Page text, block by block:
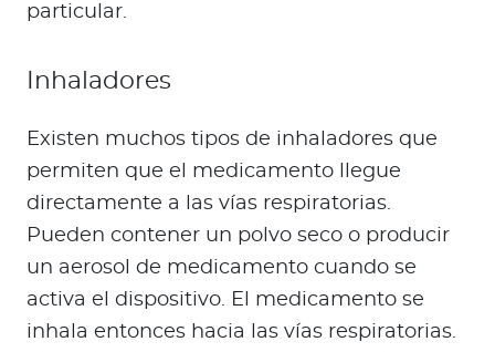
particular.
Inhaladores
Existen muchos tipos de inhaladores que
permiten que el medicamento llegue
directamente a las vías respiratorias.
Pueden contener un polvo seco o producir
un aerosol de medicamento cuando se
activa el dispositivo. El medicamento se
inhala entonces hacia las vías respiratorias.